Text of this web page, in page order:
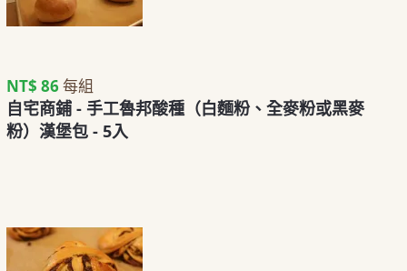
NT$ 86每組
自宅商鋪 - 手工魯邦酸種（白麵粉、全麥粉或黑麥
粉）漢堡包 - 5入